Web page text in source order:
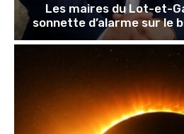
Les maires du Lot-et-
sonnette d’alarme sur le